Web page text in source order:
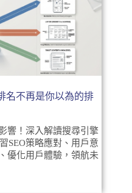
名不再是你以為的排
響！深入解讀搜尋引擎
SEO策略應對、用戶意
優化用戶體驗，領航未